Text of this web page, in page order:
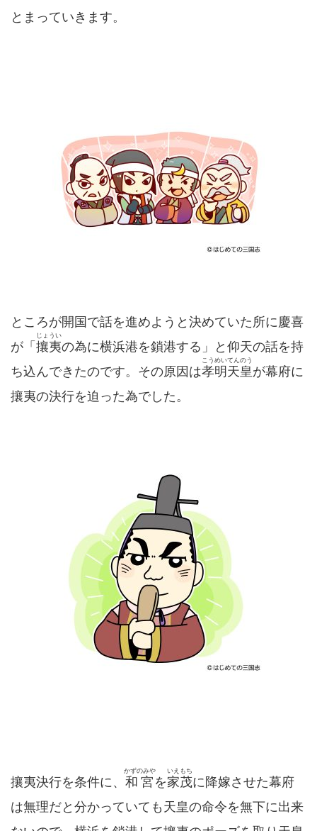
とまっていきます。
ところが開国で話を進めようと決めていた所に慶喜
が「攘夷
じょうい
の為に横浜港を鎖港する」と仰天の話を持
ち込んできたのです。その原因は孝明天皇
こうめいてんのう
が幕府に
攘夷の決行を迫った為でした。
攘夷決行を条件に、 和宮
かずのみや
を家茂
いえもち
に降嫁させた幕府
は無理だと分かっていても天皇の命令を無下に出来